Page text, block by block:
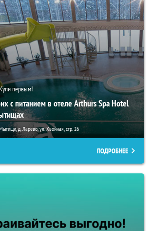
первым!
с питанием в отеле Arthurs Spa Hotel
д. Ларево, ул. Хвойная, стр. 26
ПОДРОБНЕЕ